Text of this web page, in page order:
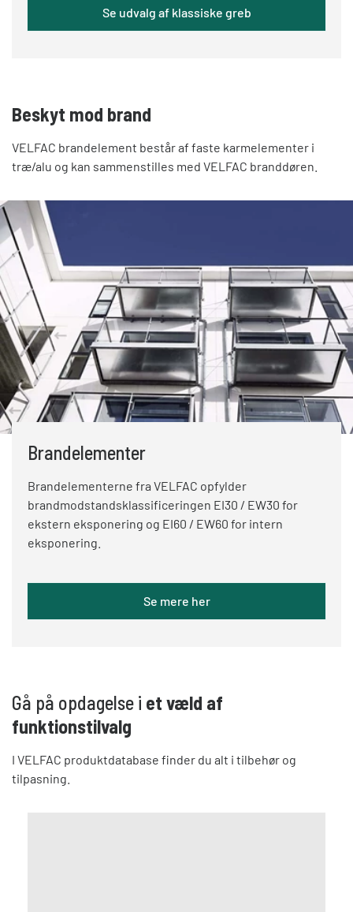
Se udvalg af klassiske greb
Beskyt mod brand
VELFAC brandelement består af faste karmelementer i
træ/alu og kan sammenstilles med VELFAC branddøren.
Brandelementer
Brandelementerne fra VELFAC opfylder
brandmodstandsklassificeringen EI30 / EW30 for
ekstern eksponering og EI60 / EW60 for intern
eksponering.
Se mere her
Gå på opdagelse i et væld af
funktionstilvalg
I VELFAC produktdatabase finder du alt i tilbehør og
tilpasning.